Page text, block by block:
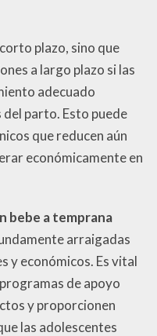
plazo, sino que
a largo plazo si las
adecuado
parto. Esto puede
que reducen aún
económicamente en
bebe a temprana
arraigadas
y económicos. Es vital
de apoyo
y proporcionen
las adolescentes